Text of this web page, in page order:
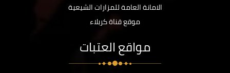
الامانة العامة للمزارات الشيعية
موقع قناة كربلاء
مواقع العتبات